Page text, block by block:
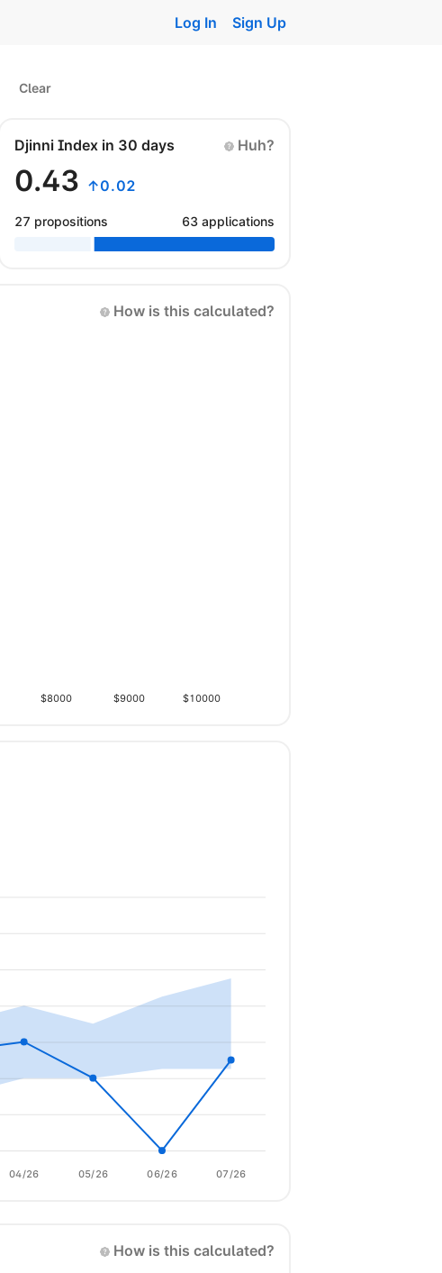
Log In Sign Up
Clear
Djinni Index in 30 days Huh?
0.43 ↑0.02
27 propositions 63 applications
How is this calculated?
$8000 $9000 $10000
04/26 05/26 06/26 07/26
How is this calculated?